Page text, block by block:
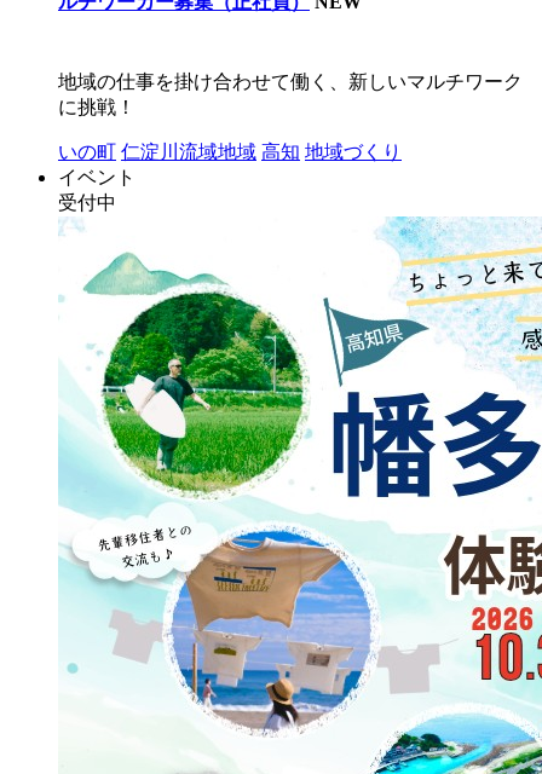
地域の仕事を掛け合わせて働く、新しいマルチワーク
に挑戦！
いの町 仁淀川流域地域 高知 地域づくり
イベント
受付中